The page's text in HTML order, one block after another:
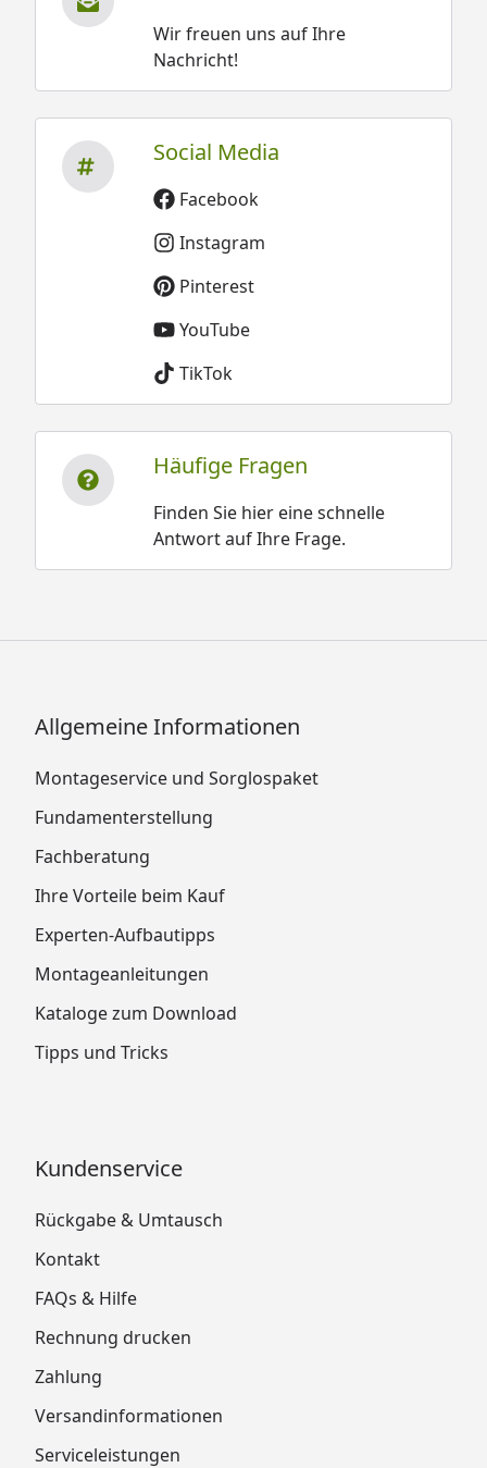
Wir freuen uns auf Ihre
Nachricht!
Social Media
Facebook
Instagram
Pinterest
YouTube
TikTok
Häufige Fragen
Finden Sie hier eine schnelle
Antwort auf Ihre Frage.
Allgemeine Informationen
Montageservice und Sorglospaket
Fundamenterstellung
Fachberatung
Ihre Vorteile beim Kauf
Experten-Aufbautipps
Montageanleitungen
Kataloge zum Download
Tipps und Tricks
Kundenservice
Rückgabe & Umtausch
Kontakt
FAQs & Hilfe
Rechnung drucken
Zahlung
Versandinformationen
Serviceleistungen